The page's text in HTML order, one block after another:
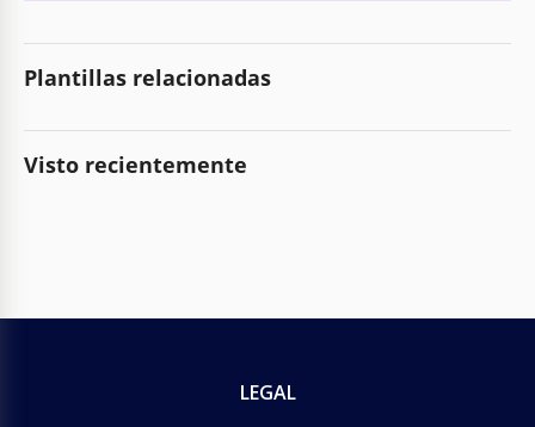
Plantillas relacionadas
Visto recientemente
LEGAL